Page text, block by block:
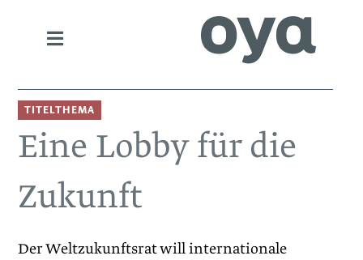
TITELTHEMA
Eine Lobby für die
Zukunft
Der Weltzukunftsrat will internationale